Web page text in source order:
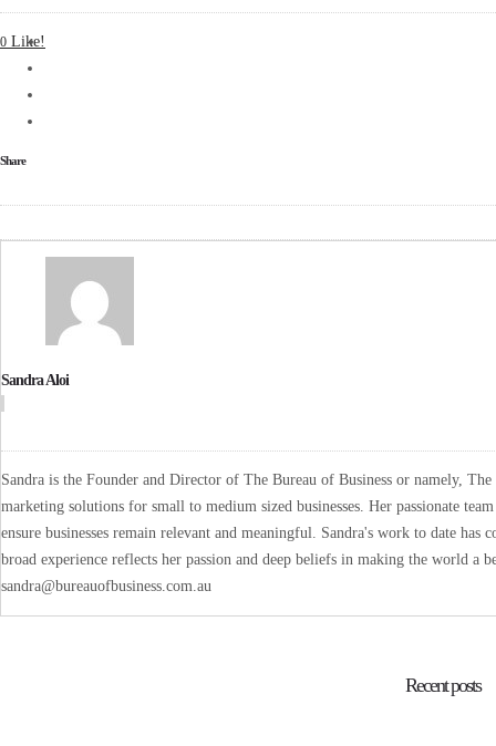
0 Like!
Share
Sandra Aloi
Sandra is the Founder and Director of The Bureau of Business or namely,
marketing solutions for small to medium sized businesses. Her passionate
ensure businesses remain relevant and meaningful. Sandra's work to date
broad experience reflects her passion and deep beliefs in making the world a
sandra@bureauofbusiness.com.au
Recent posts